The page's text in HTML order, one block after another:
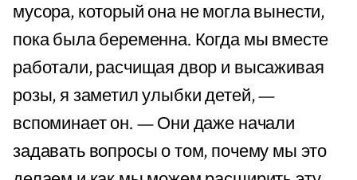
мусора, который она не могла вынести,
пока была беременна. Когда мы вместе
работали, расчищая двор и высаживая
розы, я заметил улыбки детей, —
вспоминает он. — Они даже начали
задавать вопросы о том, почему мы это